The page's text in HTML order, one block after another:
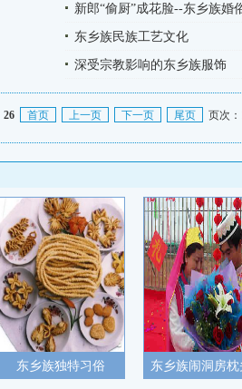
新郎“偷厨”成花脸--东乡族婚
东乡族民族工艺文化
深受宗教影响的东乡族服饰
26 首页 上一页 下一页 尾页 页次：
东乡族独特习俗 东乡族闹洞房枕